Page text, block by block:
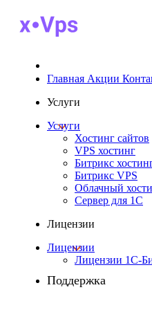
Главная Акции
Услуги
Услуги
Хостинг сайтов
VPS хостинг
Битрикс
Битрикс VPS
Облачный
Cервер для 1С
Лицензии
Лицензии
Лицензии 1С-
Поддержка